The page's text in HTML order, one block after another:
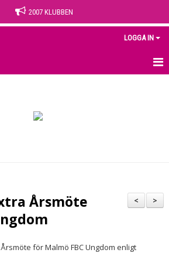
2007 KLUBBEN
LOGGA IN
>
<
Årsmöte
för Malmö FBC Ungdom enligt